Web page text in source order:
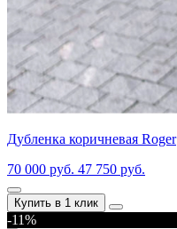
Дубленка коричневая Roger
70 000 руб. 47 750 руб.
Купить в 1 клик
-11%